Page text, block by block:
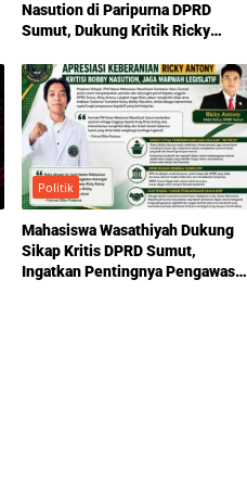
Nasution di Paripurna DPRD
Sumut, Dukung Kritik Ricky
Politik
Mahasiswa Wasathiyah Dukung
Sikap Kritis DPRD Sumut,
Ingatkan Pentingnya Pengawasan